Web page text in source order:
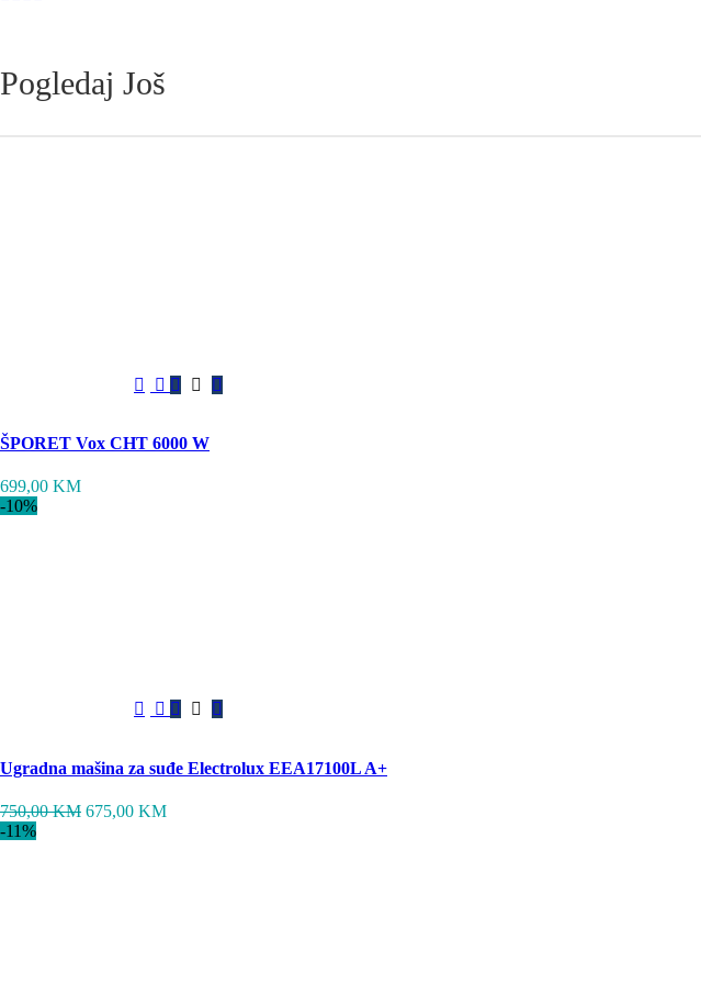
Pogledaj Još
ŠPORET Vox CHT 6000 W
699,00 KM
-10%
Ugradna mašina za suđe Electrolux EEA17100L A+
750,00KM 675,00 KM
-11%